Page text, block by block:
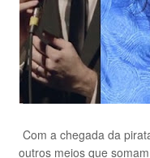
Com a chegada da
outros meios que